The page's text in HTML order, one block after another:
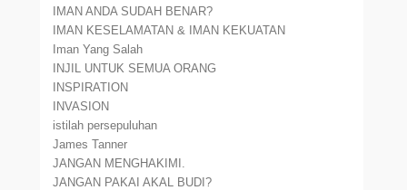
IMAN ANDA SUDAH BENAR?
IMAN KESELAMATAN & IMAN KEKUATAN
Iman Yang Salah
INJIL UNTUK SEMUA ORANG
INSPIRATION
INVASION
istilah persepuluhan
James Tanner
JANGAN MENGHAKIMI.
JANGAN PAKAI AKAL BUDI?